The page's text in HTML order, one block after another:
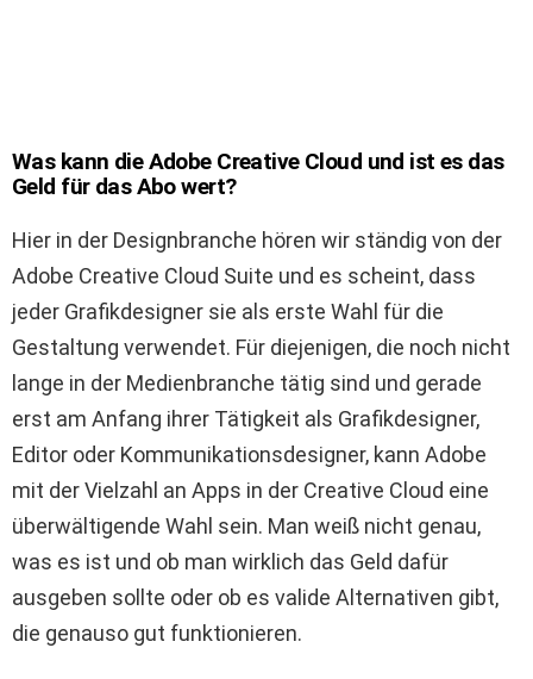
Was kann die Adobe Creative Cloud und ist es das
Geld für das Abo wert?
Hier in der Designbranche hören wir ständig von der
Adobe Creative Cloud Suite und es scheint, dass
jeder Grafikdesigner sie als erste Wahl für die
Gestaltung verwendet. Für diejenigen, die noch nicht
lange in der Medienbranche tätig sind und gerade
erst am Anfang ihrer Tätigkeit als Grafikdesigner,
Editor oder Kommunikationsdesigner, kann Adobe
mit der Vielzahl an Apps in der Creative Cloud eine
überwältigende Wahl sein. Man weiß nicht genau,
was es ist und ob man wirklich das Geld dafür
ausgeben sollte oder ob es valide Alternativen gibt,
die genauso gut funktionieren.